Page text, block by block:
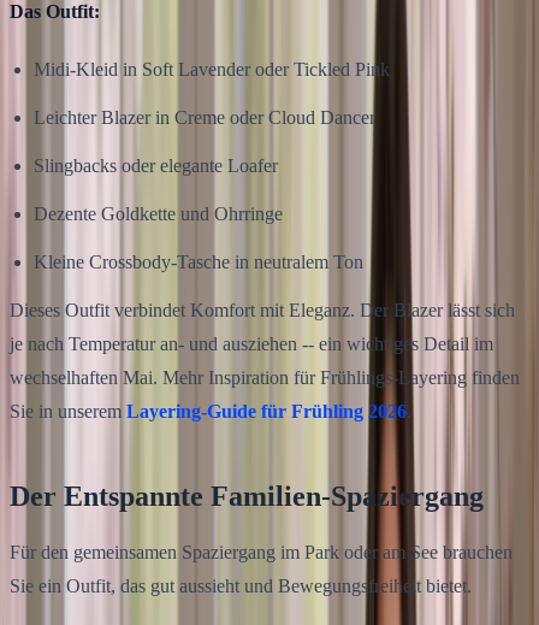
Das Outfit:
Midi-Kleid in Soft Lavender oder Tickled Pink
Leichter Blazer in Creme oder Cloud Dancer
Slingbacks oder elegante Loafer
Dezente Goldkette und Ohrringe
Kleine Crossbody-Tasche in neutralem Ton
Dieses Outfit verbindet Komfort mit Eleganz. Der Blazer lässt sich
je nach Temperatur an- und ausziehen -- ein wichtiges Detail im
wechselhaften Mai. Mehr Inspiration für Frühlings-Layering finden
Sie in unserem Layering-Guide für Frühling 2026.
Der Entspannte Familien-Spaziergang
Für den gemeinsamen Spaziergang im Park oder am See brauchen
Sie ein Outfit, das gut aussieht und Bewegungsfreiheit bietet.